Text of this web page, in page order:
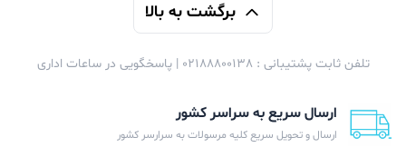
برگشت به بالا
تلفن ثابت پشتیبانی : 02188800138 | پاسخگویی در ساعات اداری
ارسال سریع به سراسر کشور
ارسال و تحویل سریع کلیه مرسولات به سرارسر کشور